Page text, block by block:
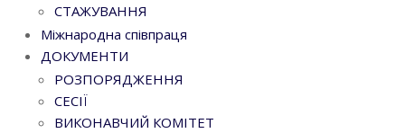
СТАЖУВАННЯ
Міжнародна співпраця
ДОКУМЕНТИ
РОЗПОРЯДЖЕННЯ
СЕСІЇ
ВИКОНАВЧИЙ КОМІТЕТ